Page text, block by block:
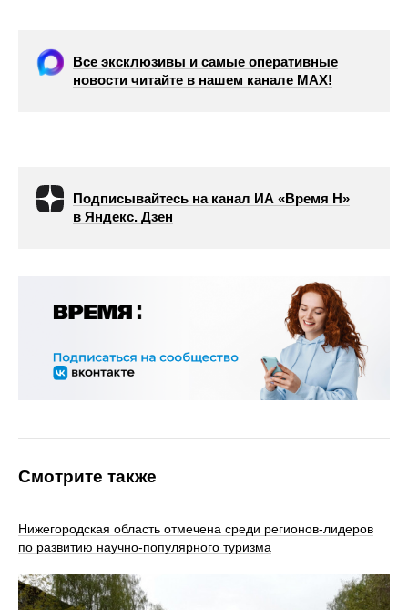
Все эксклюзивы и самые оперативные
новости читайте в нашем канале МАХ!
Подписывайтесь на канал ИА «Время Н»
в Яндекс. Дзен
Смотрите также
Нижегородская область отмечена среди регионов-лидеров
по развитию научно-популярного туризма